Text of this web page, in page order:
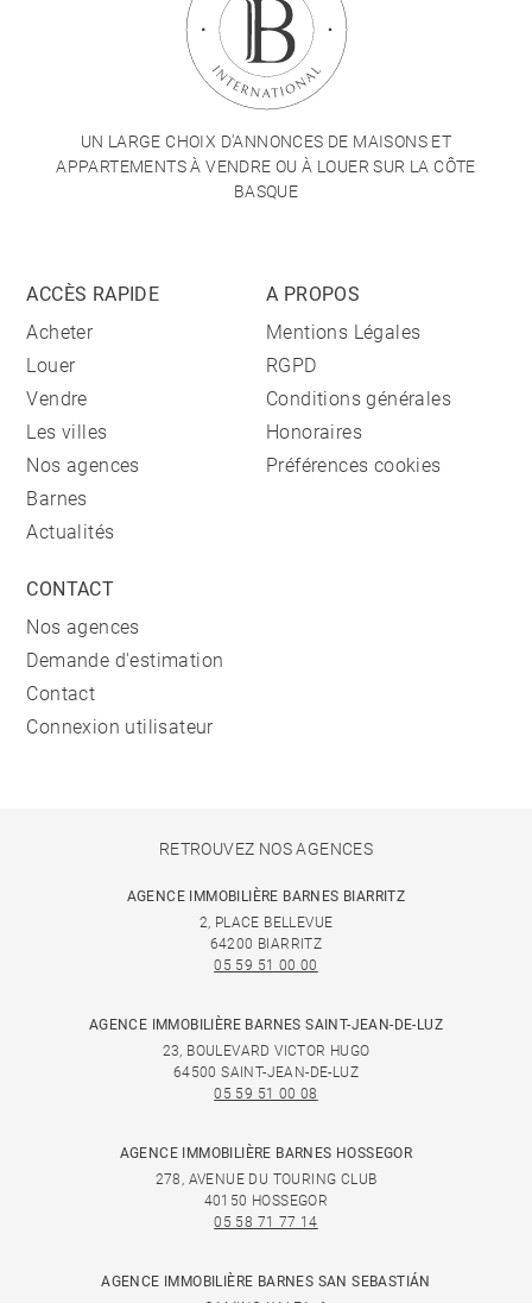
UN LARGE CHOIX D'ANNONCES DE MAISONS ET
APPARTEMENTS À VENDRE OU À LOUER SUR LA CÔTE
BASQUE
ACCÈS RAPIDE
Acheter
Louer
Vendre
Les villes
Nos agences
Barnes
Actualités
A PROPOS
Mentions Légales
RGPD
Conditions générales
Honoraires
Préférences cookies
CONTACT
Nos agences
Demande d'estimation
Contact
Connexion utilisateur
RETROUVEZ NOS AGENCES
AGENCE IMMOBILIÈRE BARNES BIARRITZ
2, PLACE BELLEVUE
64200 BIARRITZ
05 59 51 00 00
AGENCE IMMOBILIÈRE BARNES SAINT-JEAN-DE-LUZ
23, BOULEVARD VICTOR HUGO
64500 SAINT-JEAN-DE-LUZ
05 59 51 00 08
AGENCE IMMOBILIÈRE BARNES HOSSEGOR
278, AVENUE DU TOURING CLUB
40150 HOSSEGOR
05 58 71 77 14
AGENCE IMMOBILIÈRE BARNES SAN SEBASTIÁN